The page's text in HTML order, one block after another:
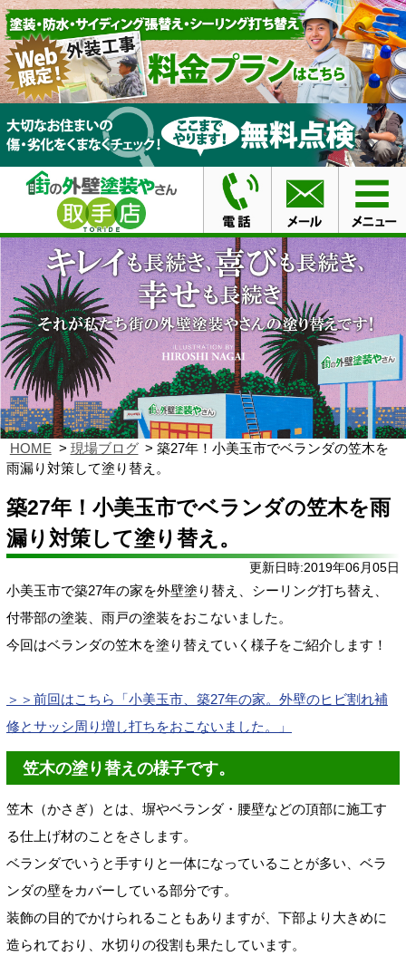
HOME 現場ブログ
築27年！小美玉市でベランダの笠木を
雨漏り対策して塗り替え。
築27年！小美玉市でベランダの笠木を雨
漏り対策して塗り替え。
更新日時:2019年06月05日
小美玉市で築27年の家を外壁塗り替え、シーリング打ち替え、
付帯部の塗装、雨戸の塗装をおこないました。
今回はベランダの笠木を塗り替えていく様子をご紹介します！
＞＞前回はこちら「小美玉市、築27年の家。外壁のヒビ割れ補
修とサッシ周り増し打ちをおこないました。」
笠木の塗り替えの様子です。
笠木（かさぎ）とは、塀やベランダ・腰壁などの頂部に施工す
る仕上げ材のことをさします。
ベランダでいうと手すりと一体になっていることが多い、ベラ
ンダの壁をカバーしている部分です。
装飾の目的でかけられることもありますが、下部より大きめに
造られており、水切りの役割も果たしています。